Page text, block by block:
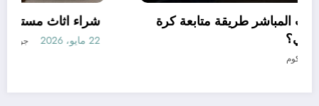
كيف غيّرت مواقع البث المباشر طريقة متابعة كرة
القدم في العالم العربي؟
19 مايو، 2026